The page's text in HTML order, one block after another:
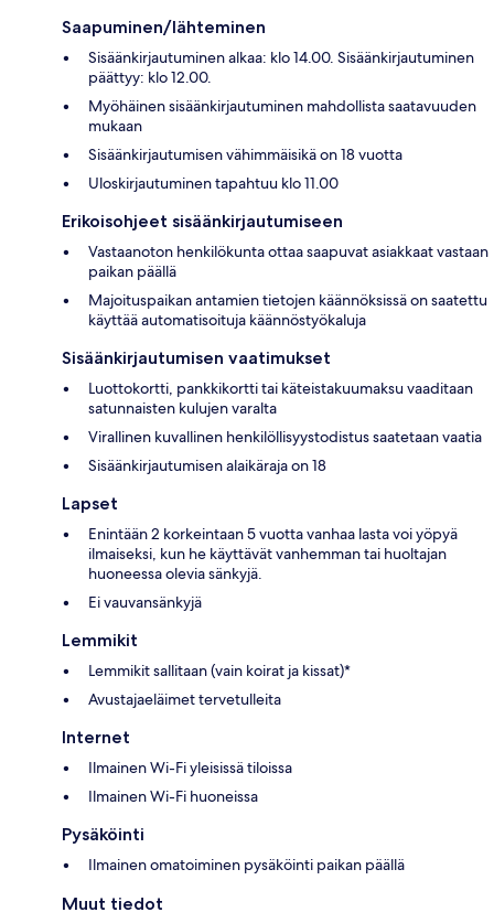
Saapuminen/lähteminen
Sisäänkirjautuminen alkaa: klo 14.00. Sisäänkirjautuminen
päättyy: klo 12.00.
Myöhäinen sisäänkirjautuminen mahdollista saatavuuden
mukaan
Sisäänkirjautumisen vähimmäisikä on 18 vuotta
Uloskirjautuminen tapahtuu klo 11.00
Erikoisohjeet sisäänkirjautumiseen
Vastaanoton henkilökunta ottaa saapuvat asiakkaat vastaan
paikan päällä
Majoituspaikan antamien tietojen käännöksissä on saatettu
käyttää automatisoituja käännöstyökaluja
Sisäänkirjautumisen vaatimukset
Luottokortti, pankkikortti tai käteistakuumaksu vaaditaan
satunnaisten kulujen varalta
Virallinen kuvallinen henkilöllisyystodistus saatetaan vaatia
Sisäänkirjautumisen alaikäraja on 18
Lapset
Enintään 2 korkeintaan 5 vuotta vanhaa lasta voi yöpyä
ilmaiseksi, kun he käyttävät vanhemman tai huoltajan
huoneessa olevia sänkyjä.
Ei vauvansänkyjä
Lemmikit
Lemmikit sallitaan (vain koirat ja kissat)*
Avustajaeläimet tervetulleita
Internet
Ilmainen Wi-Fi yleisissä tiloissa
Ilmainen Wi-Fi huoneissa
Pysäköinti
Ilmainen omatoiminen pysäköinti paikan päällä
Muut tiedot